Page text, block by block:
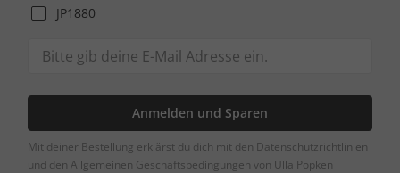
JP1880
Anmelden und Sparen
Mit deiner Bestellung erklärst du dich mit den Datenschutzrichtlinien
und den Allgemeinen Geschäftsbedingungen von Ulla Popken